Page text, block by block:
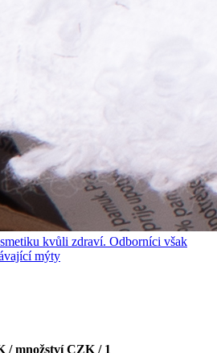
kvůli zdraví. Odborníci však
mýty
/ množství CZK / 1